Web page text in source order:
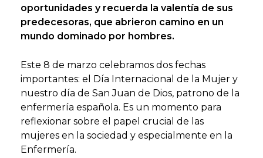
oportunidades y recuerda la valentía de sus
predecesoras, que abrieron camino en un
mundo dominado por hombres.
Este 8 de marzo celebramos dos fechas
importantes: el Día Internacional de la Mujer y
nuestro día de San Juan de Dios, patrono de la
enfermería española. Es un momento para
reflexionar sobre el papel crucial de las
mujeres en la sociedad y especialmente en la
Enfermería.